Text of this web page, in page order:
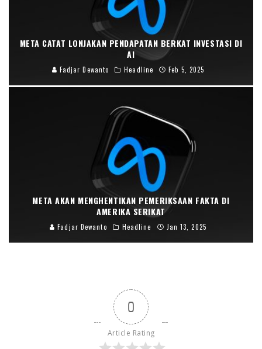
META CATAT LONJAKAN PENDAPATAN BERKAT INVESTASI DI
AI
Fadjar Dewanto Headline Feb 5, 2025
META AKAN MENGHENTIKAN PEMERIKSAAN FAKTA DI
AMERIKA SERIKAT
Fadjar Dewanto Headline Jan 13, 2025
0
Article Rating